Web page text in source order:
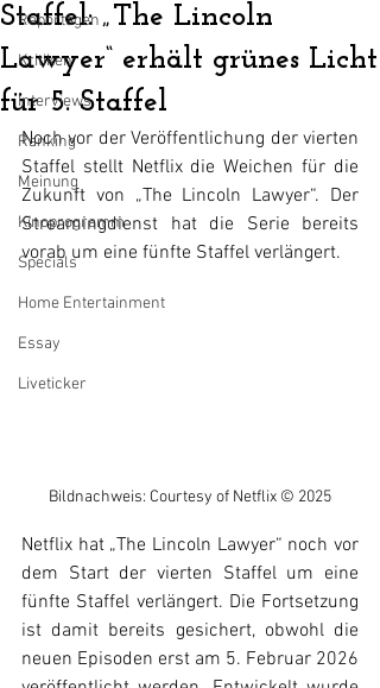
Reportagen
Kritiken
Interviews
Ranking
Meinung
Kinoprogramm
Specials
Home Entertainment
Essay
Liveticker
Staffel: „The Lincoln
Lawyer“ erhält grünes Licht
für 5. Staffel
Noch vor der Veröffentlichung der vierten
Staffel stellt Netflix die Weichen für die
Zukunft von „The Lincoln Lawyer“. Der
Streamingdienst hat die Serie bereits
vorab um eine fünfte Staffel verlängert.
Bildnachweis: Courtesy of Netflix © 2025
Netflix hat „The Lincoln Lawyer“ noch vor
dem Start der vierten Staffel um eine
fünfte Staffel verlängert. Die Fortsetzung
ist damit bereits gesichert, obwohl die
neuen Episoden erst am 5. Februar 2026